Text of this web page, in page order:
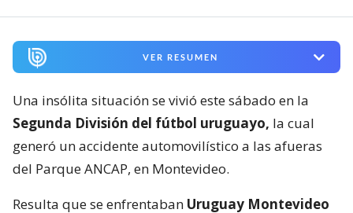
VER RESUMEN
Una insólita situación se vivió este sábado en la
Segunda División del fútbol uruguayo, la cual
generó un accidente automovilístico a las afueras
del Parque ANCAP, en Montevideo.
Resulta que se enfrentaban Uruguay Montevideo